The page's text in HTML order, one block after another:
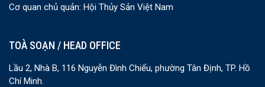
Cơ quan chủ quản: Hội Thủy Sản Việt Nam
TOÀ SOẠN / HEAD OFFICE
Lầu 2, Nhà B, 116 Nguyễn Đình Chiểu, phường Tân Định, TP. Hồ
Chí Minh.